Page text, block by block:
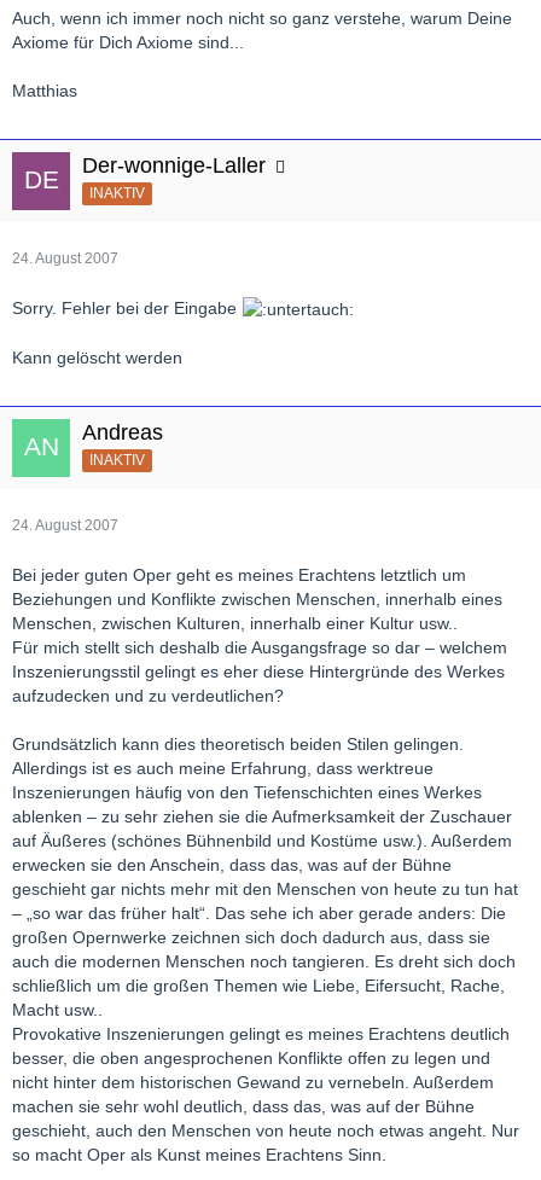
Auch, wenn ich immer noch nicht so ganz verstehe, warum Deine
Axiome für Dich Axiome sind...
Matthias
Der-wonnige-Laller
INAKTIV
24. August 2007
Sorry. Fehler bei der Eingabe
Kann gelöscht werden
Andreas
INAKTIV
24. August 2007
Bei jeder guten Oper geht es meines Erachtens letztlich um
Beziehungen und Konflikte zwischen Menschen, innerhalb eines
Menschen, zwischen Kulturen, innerhalb einer Kultur usw..
Für mich stellt sich deshalb die Ausgangsfrage so dar – welchem
Inszenierungsstil gelingt es eher diese Hintergründe des Werkes
aufzudecken und zu verdeutlichen?
Grundsätzlich kann dies theoretisch beiden Stilen gelingen.
Allerdings ist es auch meine Erfahrung, dass werktreue
Inszenierungen häufig von den Tiefenschichten eines Werkes
ablenken – zu sehr ziehen sie die Aufmerksamkeit der Zuschauer
auf Äußeres (schönes Bühnenbild und Kostüme usw.). Außerdem
erwecken sie den Anschein, dass das, was auf der Bühne
geschieht gar nichts mehr mit den Menschen von heute zu tun hat
– „so war das früher halt“. Das sehe ich aber gerade anders: Die
großen Opernwerke zeichnen sich doch dadurch aus, dass sie
auch die modernen Menschen noch tangieren. Es dreht sich doch
schließlich um die großen Themen wie Liebe, Eifersucht, Rache,
Macht usw..
Provokative Inszenierungen gelingt es meines Erachtens deutlich
besser, die oben angesprochenen Konflikte offen zu legen und
nicht hinter dem historischen Gewand zu vernebeln. Außerdem
machen sie sehr wohl deutlich, dass das, was auf der Bühne
geschieht, auch den Menschen von heute noch etwas angeht. Nur
so macht Oper als Kunst meines Erachtens Sinn.